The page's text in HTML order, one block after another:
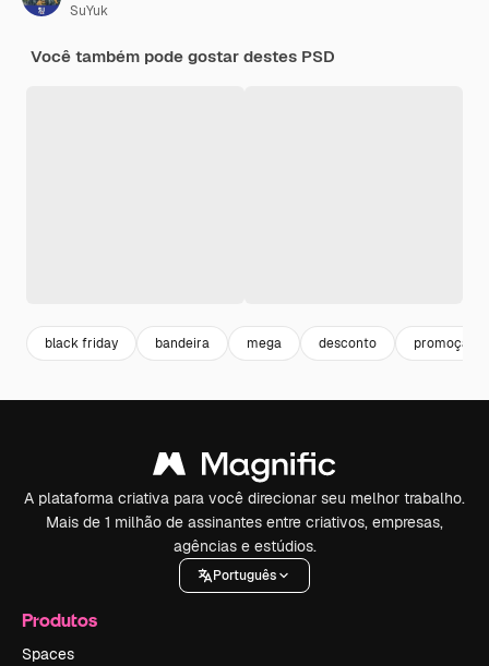
SuYuk
Você também pode gostar destes PSD
black friday bandeira mega desconto promoção
A plataforma criativa para você direcionar seu melhor trabalho.
Mais de 1 milhão de assinantes entre criativos, empresas,
agências e estúdios.
Português
Produtos
Spaces